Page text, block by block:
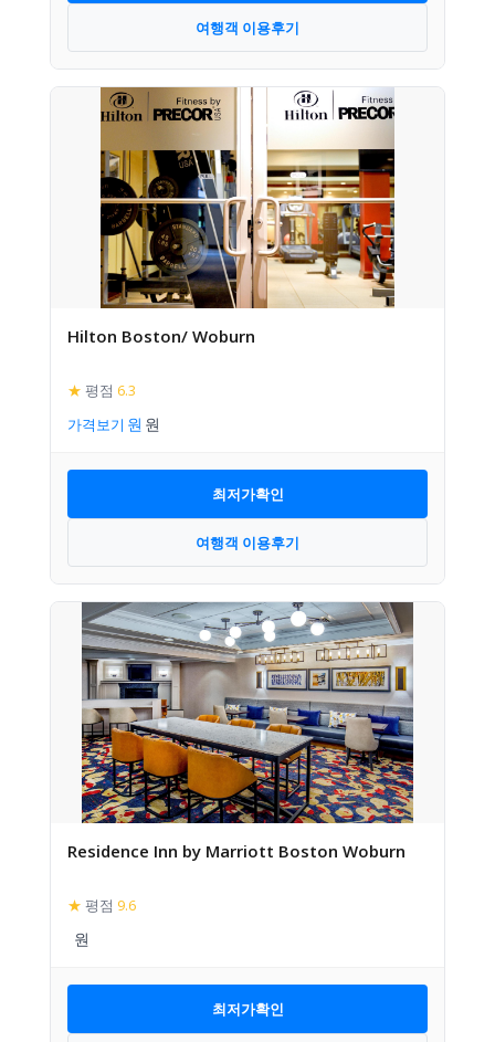
여행객 이용후기
Hilton Boston/ Woburn
★ 평점 6.3
가격보기
최저가확인
여행객 이용후기
Residence Inn by Marriott Boston Woburn
★ 평점 9.6
최저가확인